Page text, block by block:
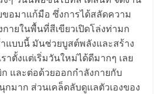
ขอมาแก้มือ ซึ่งการได้สลัดความ
ายในพื้นที่สีเขียวเปิดโล่งท่ามก
แบบนี้ มันช่วยบูสต์พลังและสร้าง
าตั้งแต่เริ่มวันใหม่ได้ดีมากๆ เลย
และต่อด้วยออกกำลังกายกับ
กมาก ส่วนเคล็ดลับดูแลตัวเองของ